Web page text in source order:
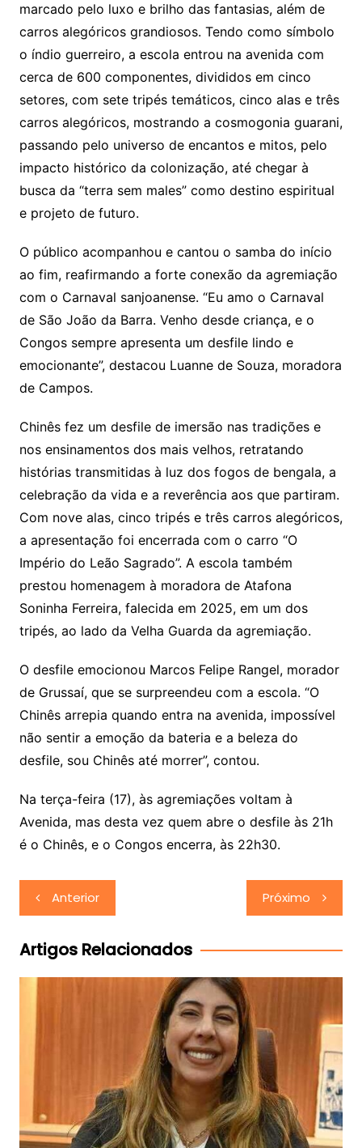
marcado pelo luxo e brilho das fantasias, além de
carros alegóricos grandiosos. Tendo como símbolo
o índio guerreiro, a escola entrou na avenida com
cerca de 600 componentes, divididos em cinco
setores, com sete tripés temáticos, cinco alas e três
carros alegóricos, mostrando a cosmogonia guarani,
passando pelo universo de encantos e mitos, pelo
impacto histórico da colonização, até chegar à
busca da “terra sem males” como destino espiritual
e projeto de futuro.
O público acompanhou e cantou o samba do início
ao fim, reafirmando a forte conexão da agremiação
com o Carnaval sanjoanense. “Eu amo o Carnaval
de São João da Barra. Venho desde criança, e o
Congos sempre apresenta um desfile lindo e
emocionante”, destacou Luanne de Souza, moradora
de Campos.
Chinês fez um desfile de imersão nas tradições e
nos ensinamentos dos mais velhos, retratando
histórias transmitidas à luz dos fogos de bengala, a
celebração da vida e a reverência aos que partiram.
Com nove alas, cinco tripés e três carros alegóricos,
a apresentação foi encerrada com o carro “O
Império do Leão Sagrado”. A escola também
prestou homenagem à moradora de Atafona
Soninha Ferreira, falecida em 2025, em um dos
tripés, ao lado da Velha Guarda da agremiação.
O desfile emocionou Marcos Felipe Rangel, morador
de Grussaí, que se surpreendeu com a escola. “O
Chinês arrepia quando entra na avenida, impossível
não sentir a emoção da bateria e a beleza do
desfile, sou Chinês até morrer”, contou.
Na terça-feira (17), às agremiações voltam à
Avenida, mas desta vez quem abre o desfile às 21h
é o Chinês, e o Congos encerra, às 22h30.
Navegação
de
Post
Anterior Próximo
Artigos Relacionados